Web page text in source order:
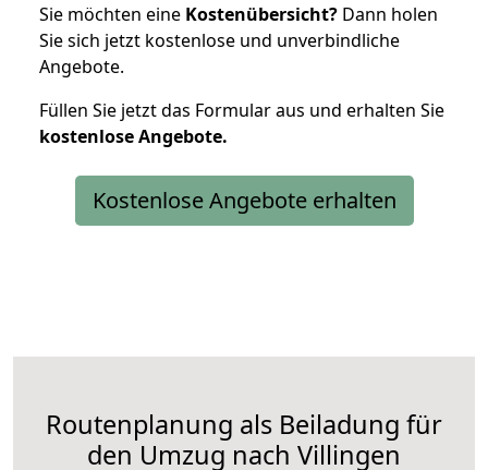
Sie möchten eine Kostenübersicht? Dann holen
Sie sich jetzt kostenlose und unverbindliche
Angebote.
Füllen Sie jetzt das Formular aus und erhalten Sie
kostenloseAngebote.
Kostenlose Angebote erhalten
Routenplanung als Beiladung für
den Umzug nach Villingen